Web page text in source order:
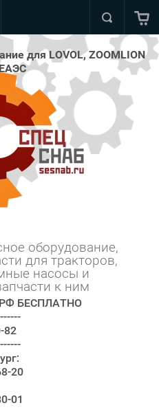
для LOVOL, ZOOMLION
оборудование,
для тракторов,
насосы и ⠀⠀⠀
к ним
БЕСПЛАТНО
82
20
01